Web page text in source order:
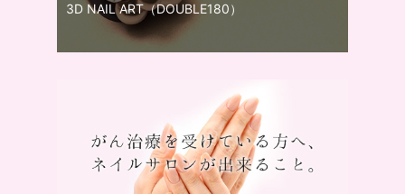
3D NAIL ART（DOUBLE180）